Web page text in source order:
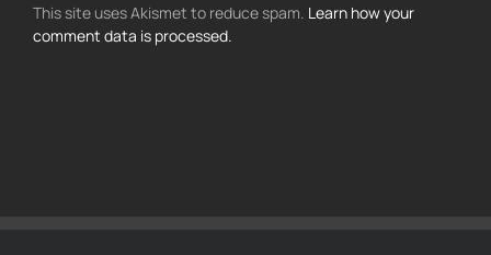
This site uses Akismet to reduce spam. Learn how your
comment data is processed.